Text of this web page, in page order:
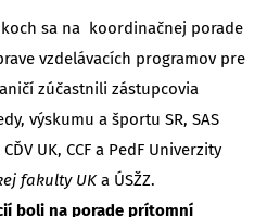
sa na koordinačnej porade
vzdelávacích programov pre
zúčastnili zástupcovia
výskumu a športu SR, SAS
UK, CCF a PedF Univerzity
fakulty UK a ÚSŽZ.
boli na porade prítomní